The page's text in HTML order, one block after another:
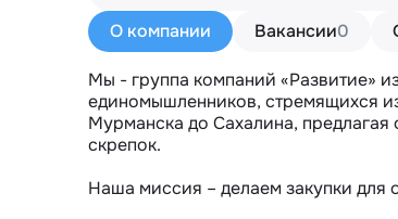
О компании Вакансии0
Мы - группа компаний «Развитие»
единомышленников, стремящихся
Мурманска до Сахалина,
скрепок.
Наша миссия – делаем закупки для